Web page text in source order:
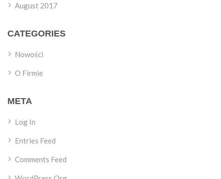
August 2017
CATEGORIES
Nowości
O Firmie
META
Log In
Entries Feed
Comments Feed